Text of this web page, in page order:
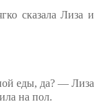
сказала Лиза и
еды, да? — Лиза
на пол.